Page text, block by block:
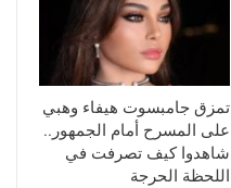
تمزق جامبسوت هيفاء وهبي
على المسرح أمام الجمهور..
شاهدوا كيف تصرفت في
اللحظة الحرجة